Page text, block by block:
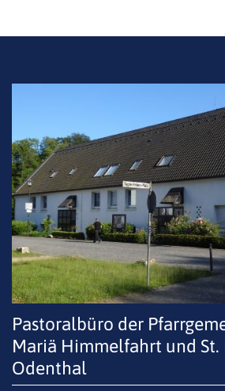
Pastoralbüro der
Mariä Himmelfahrt und St.
Odenthal